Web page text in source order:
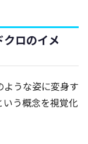
クロのイメ
うな姿に変身す
いう概念を視覚化